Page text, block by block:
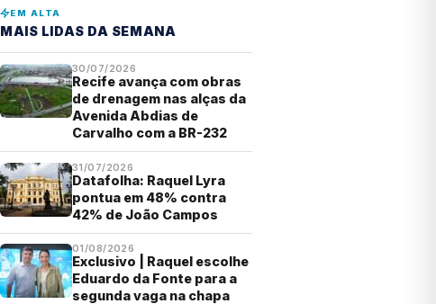
EM ALTA
MAIS LIDAS DA SEMANA
30/07/2026
Recife avança com obras
de drenagem nas alças da
Avenida Abdias de
Carvalho com a BR-232
31/07/2026
Datafolha: Raquel Lyra
pontua em 48% contra
42% de João Campos
01/08/2026
Exclusivo | Raquel escolhe
Eduardo da Fonte para a
segunda vaga na chapa